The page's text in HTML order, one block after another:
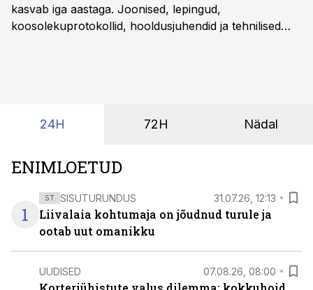
kasvab iga aastaga. Joonised, lepingud,
koosolekuprotokollid, hooldusjuhendid ja tehnilised
24H 72H Nädal
ENIMLOETUD
1
ST SISUTURUNDUS 31.07.26, 12:13
Liivalaia kohtumaja on jõudnud turule ja
ootab uut omanikku
UUDISED 07.08.26, 08:00